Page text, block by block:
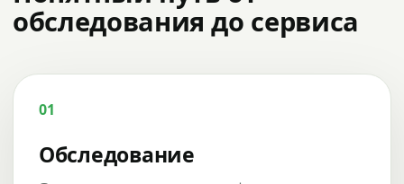
обследования до сервиса
01
Обследование